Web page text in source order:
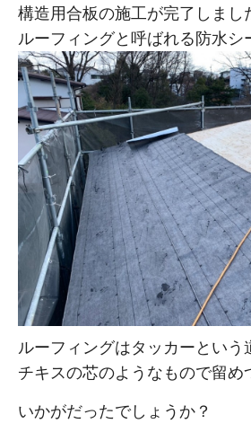
構造用合板の施工が完了しまし
ルーフィングと呼ばれる防水シ
ルーフィングはタッカーという
チキスの芯のようなもので留め
いかがだったでしょうか？